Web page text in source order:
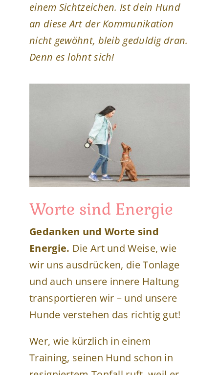
einem Sichtzeichen. Ist dein Hund
an diese Art der Kommunikation
nicht gewöhnt, bleib geduldig dran.
Denn es lohnt sich!
Worte sind Energie
Gedanken und Worte sind
Energie. Die Art und Weise, wie
wir uns ausdrücken, die Tonlage
und auch unsere innere Haltung
transportieren wir – und unsere
Hunde verstehen das richtig gut!
Wer, wie kürzlich in einem
Training, seinen Hund schon in